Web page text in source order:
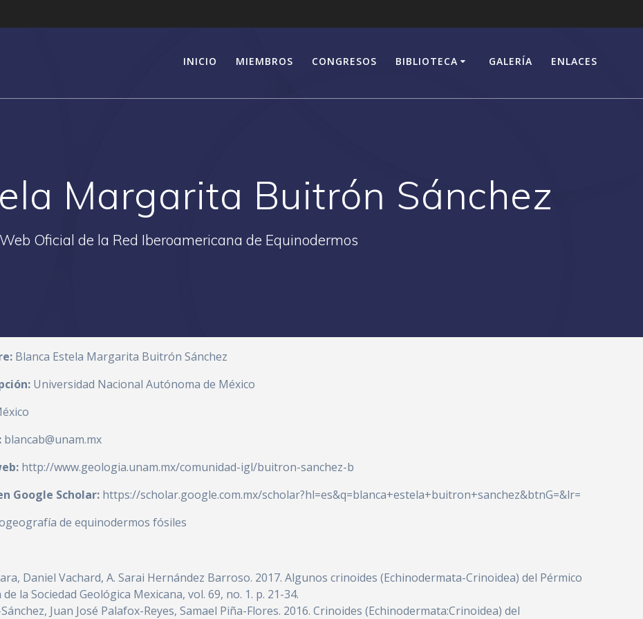
INICIO MIEMBROS CONGRESOS BIBLIOTECA GALERÍA ENLACES
Margarita Buitrón Sánchez
Web Oficial de la Red Iberoamericana de Equinodermos
Blanca Estela Margarita Buitrón Sánchez
Universidad Nacional Autónoma de México
blancab@unam.mx
http://www.geologia.unam.mx/comunidad-igl/buitron-sanchez-b
Google Scholar: https://scholar.google.com.mx/scholar?hl=es&q=blanca+estela+buitron+sanchez&btnG=&lr=
de equinodermos fósiles
Daniel Vachard, A. Sarai Hernández Barroso. 2017. Algunos crinoides (Echinodermata-Crinoidea) del Pérmico
la Sociedad Geológica Mexicana, vol. 69, no. 1. p. 21-34.
Juan José Palafox-Reyes, Samael Piña-Flores. 2016. Crinoides (Echinodermata:Crinoidea) del